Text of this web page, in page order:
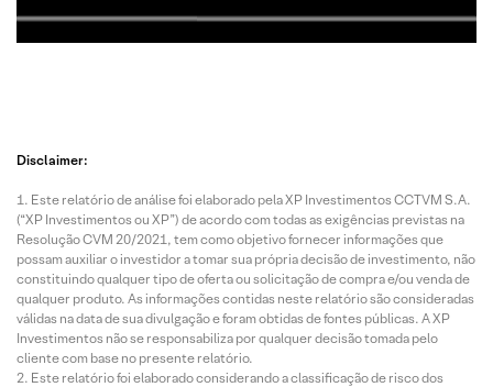
Disclaimer:
Este relatório de análise foi elaborado pela XP Investimentos CCTVM S.A.
(“XP Investimentos ou XP”) de acordo com todas as exigências previstas na
Resolução CVM 20/2021, tem como objetivo fornecer informações que
possam auxiliar o investidor a tomar sua própria decisão de investimento, não
constituindo qualquer tipo de oferta ou solicitação de compra e/ou venda de
qualquer produto. As informações contidas neste relatório são consideradas
válidas na data de sua divulgação e foram obtidas de fontes públicas. A XP
Investimentos não se responsabiliza por qualquer decisão tomada pelo
cliente com base no presente relatório.
Este relatório foi elaborado considerando a classificação de risco dos